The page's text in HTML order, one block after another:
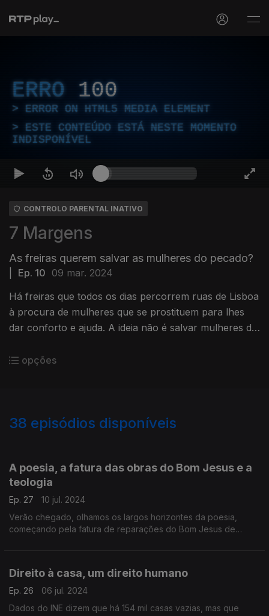
ERRO 100
ERROR ON HTML5 MEDIA ELEMENT
ESTE CONTEÚDO ESTÁ NESTE MOMENTO
INDISPONÍVEL
CONTROLO PARENTAL INATIVO
7 Margens
As freiras querem salvar as mulheres do pecado?
Ep. 10 09 mar. 2024
Há freiras que todos os dias percorrem ruas de Lisboa
à procura de mulheres que se prostituem para lhes
dar conforto e ajuda. A ideia não é salvar mulheres do
precisem.
opções
38 episódios disponíveis
A poesia, a fatura das obras do Bom Jesus e a
teologia
Ep. 27
10 jul. 2024
Verão chegado, olhamos os largos horizontes da poesia,
começando pela fatura de reparações do Bom Jesus de
Direito à casa, um direito humano
Ep. 26
06 jul. 2024
Dados do INE dizem que há 154 mil casas vazias, mas que